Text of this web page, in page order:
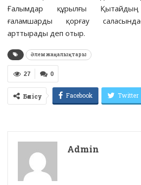
Ғалымдар құрылғы Қытайдың
ғаламшарды қорғау
арттырады деп отыр.
Әлем жаңалықтары
0
27
Бөлісу Facebook Twitter
Admin